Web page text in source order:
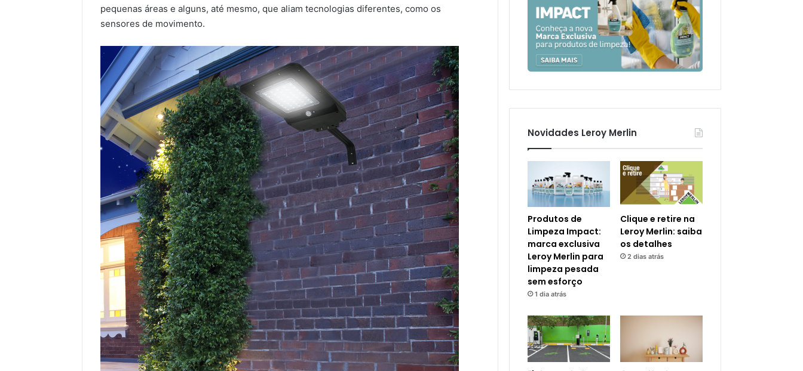
pequenas áreas e alguns, até mesmo, que aliam tecnologias diferentes, como os
sensores de movimento.
Novidades Leroy Merlin
Produtos de
Limpeza Impact:
marca exclusiva
Leroy Merlin para
limpeza pesada
sem esforço
1 dia atrás
Clique e retire na
Leroy Merlin: saiba
os detalhes
2 dias atrás